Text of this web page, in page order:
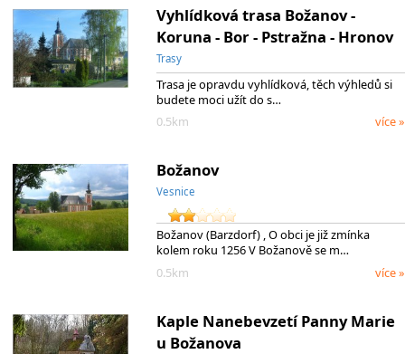
Vyhlídková trasa Božanov -
Koruna - Bor - Pstražna - Hronov
Trasy
Trasa je opravdu vyhlídková, těch výhledů si
budete moci užít do s…
0.5km
více »
Božanov
Vesnice
Božanov (Barzdorf) , O obci je již zmínka
kolem roku 1256 V Božanově se m…
0.5km
více »
Kaple Nanebevzetí Panny Marie
u Božanova